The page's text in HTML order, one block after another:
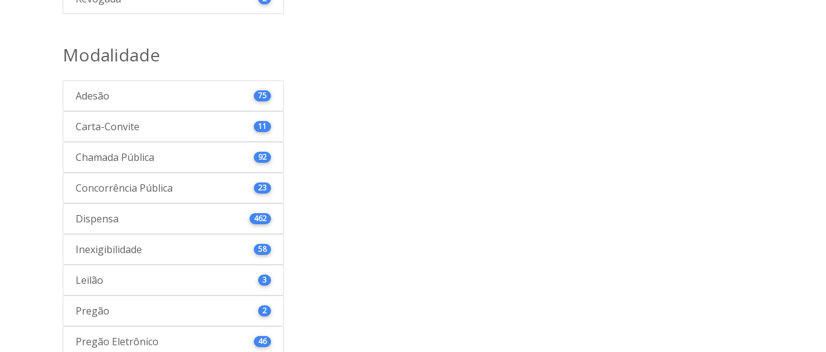
Modalidade
Adesão 75
Carta-Convite 11
Chamada Pública 92
Concorrência Pública 23
Dispensa 462
Inexigibilidade 58
Leilão 3
Pregão 2
Pregão Eletrônico 46